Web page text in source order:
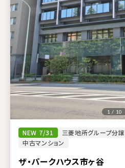
NEW 7/31 三菱地所グループ分譲
中古マンション
ザ・パークハウス市ヶ谷
1 / 10